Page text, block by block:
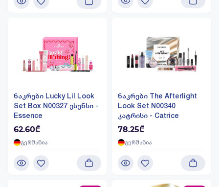
ნაკრები Lucky Lil Look
Set Box N00327 ესენსი -
Essence
62.60₾
გერმანია
ნაკრები The Afterlight
Look Set N00340
კატრისი - Catrice
78.25₾
გერმანია